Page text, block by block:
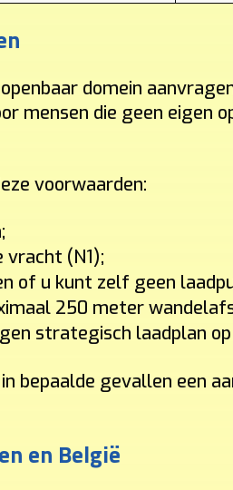
domein
mensen die geen eigen
voorwaarden:
(N1);
of u kunt zelf geen
250 meter
strategisch laadplan
bepaalde gevallen een
en België